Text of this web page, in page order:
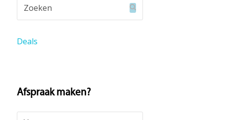
Deals
Afspraak maken?